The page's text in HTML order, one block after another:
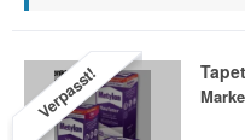
Verpasst!